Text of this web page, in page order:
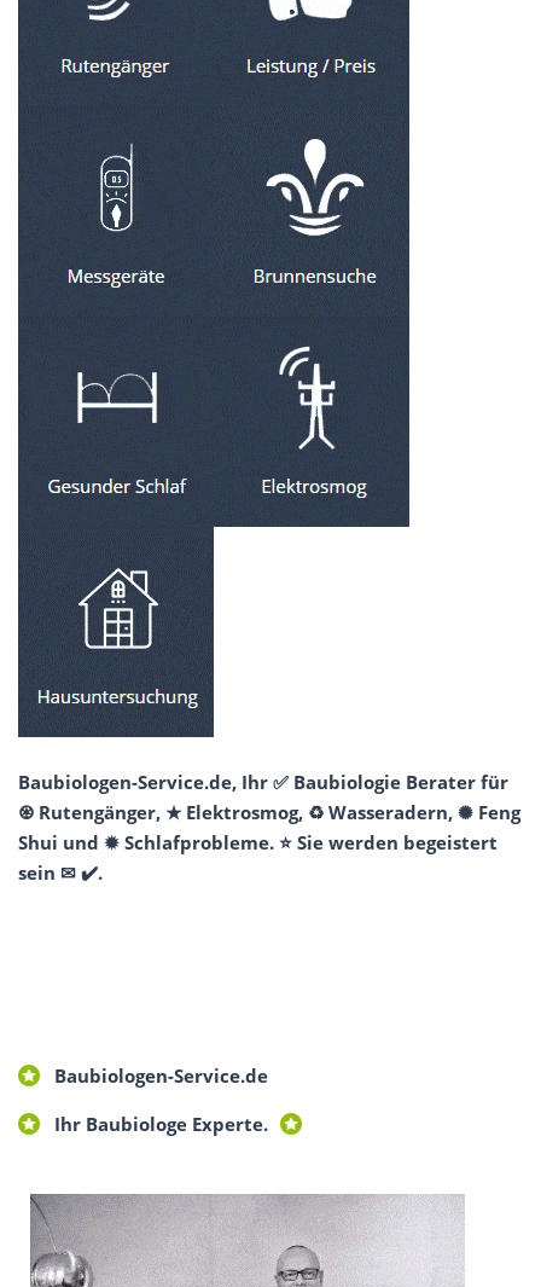
Baubiologen-Service.de, Ihr ✅ Baubiologie Berater für
♼ Rutengänger, ★ Elektrosmog, ♻ Wasseradern, ✺ Feng
Shui und ✹ Schlafprobleme. ⭐ Sie werden begeistert
sein ✉ ✔️.
Baubiologen-Service.de
Ihr Baubiologe Experte.